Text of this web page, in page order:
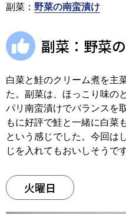
副菜： 野菜の南蛮漬け
副菜：野菜
白菜と鮭のクリーム煮を主
た。副菜は、ほっこり味の
パリ南蛮漬けでバランスを
もに好評で鮭と一緒に白菜
という感じでした。今回は
じを入れてもおいしそうです
火曜日